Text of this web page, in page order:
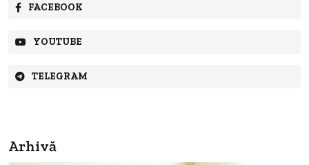
FACEBOOK
YOUTUBE
TELEGRAM
Arhivă